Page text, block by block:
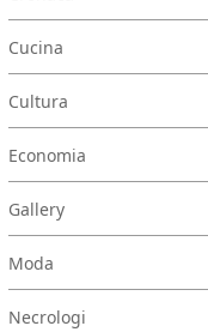
Cucina
Cultura
Economia
Gallery
Moda
Necrologi